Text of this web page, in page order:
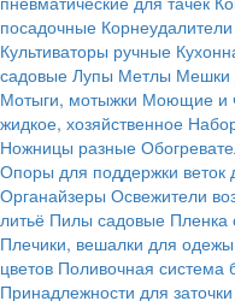
посадочные Корнеудалители
Культиваторы ручные
садовые Лупы Метлы Мешки
Мотыги, мотыжки Моющие и
жидкое, хозяйственное
Ножницы разные
Опоры для поддержки веток
Органайзеры Освежители
литьё Пилы садовые Пленка
Плечики, вешалки для одежы
цветов Поливочная система
Принадлежности для заточки